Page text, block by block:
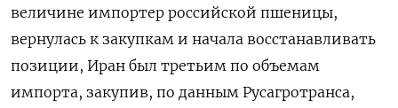
величине импортер российской пшеницы,
вернулась к закупкам и начала восстанавливать
позиции, Иран был третьим по объемам
импорта, закупив, по данным Русагротранса,